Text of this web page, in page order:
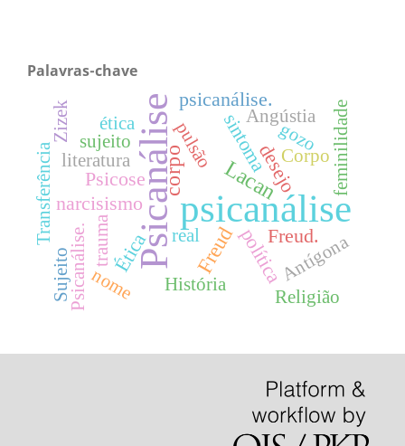
Palavras-chave
Psicanálisepsicanálise
Lacan
corpo
Freud
desejo
sintoma
narcisismo
política
Ética
psicanálise.
Psicose
Freud.
literatura
História
real
trauma
Corpo
Psicanálise.nome
pulsão feminilidade
gozo
Transferência
Sujeito
sujeito
ética
Antígona
Religião
Angústia
Zizek